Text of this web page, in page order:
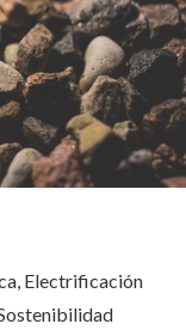
, Electrificación